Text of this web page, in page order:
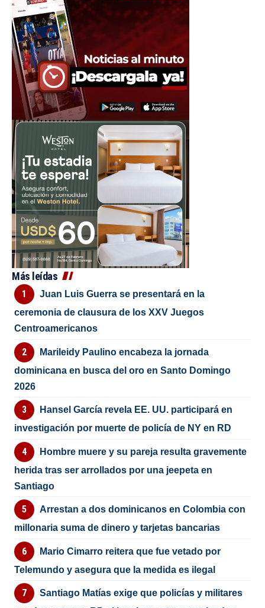
Más leídas
Juan Luis Guerra se presentará en la
ceremonia de clausura de los XXV Juegos
Centroamericanos
Marileidy Paulino encabeza la jornada
dominicana en busca del oro en Santo Domingo
2026
Hansel García revela EE. UU. participará en
investigación por muerte de policía de NY en RD
Hombre muere y su pareja resulta gravemente
herida tras ser arrollados por una jeepeta en
Santiago
Arrestan a dos dominicanos en Colombia con
millonaria suma de dinero y tarjetas bancarias
Mario Cimarro reitera que fue vetado por
Telemundo y asegura que la medida es ilegal
Santiago Matías exige que policías y militares